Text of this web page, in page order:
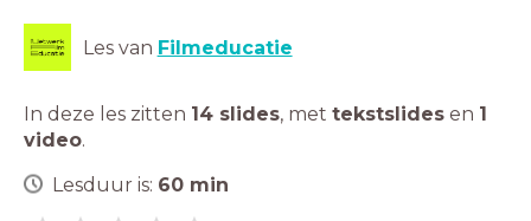
Les van Filmeducatie
In deze les zitten 14 slides, met tekstslides en 1
video.
Lesduur is: 60 min